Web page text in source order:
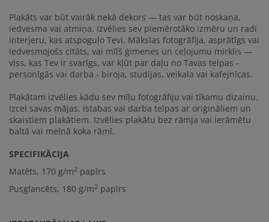
Plakāts var būt vairāk nekā dekors — tas var būt noskaņa,
iedvesma vai atmiņa. Izvēlies sev piemērotāko izmēru un radi
interjeru, kas atspoguļo Tevi. Mākslas fotogrāfija, asprātīgs vai
iedvesmojošs citāts, vai mīļš ģimenes un ceļojumu mirklis —
viss, kas Tev ir svarīgs, var kļūt par daļu no Tavas telpas -
personīgās vai darba - biroja, studijas, veikala vai kafejnīcas.
Plakātam izvēlies kādu sev mīļu fotogrāfiju vai tīkamu dizainu.
Izcel savas mājas, istabas vai darba telpas ar oriģināliem un
skaistiem plakātiem. Izvēlies plakātu bez rāmja vai ierāmētu
baltā vai melnā koka rāmī.
SPECIFIKĀCIJA
Matēts, 170 g/m2 papīrs
Pusglancēts, 180 g/m2 papīrs